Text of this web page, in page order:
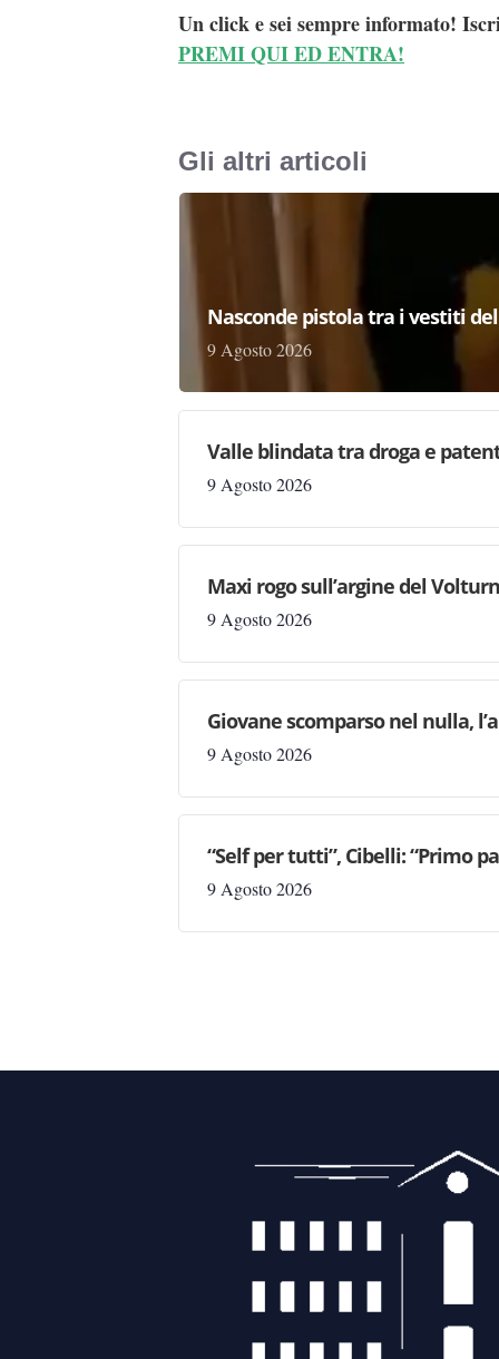
Un click e sei sempre informato!
PREMI QUI ED ENTRA!
Gli altri articoli
Nasconde pistola tra i vestiti
9 Agosto 2026
Valle blindata tra droga e
9 Agosto 2026
Maxi rogo sull’argine del
9 Agosto 2026
Giovane scomparso nel nulla,
9 Agosto 2026
“Self per tutti”, Cibelli: “Primo
9 Agosto 2026